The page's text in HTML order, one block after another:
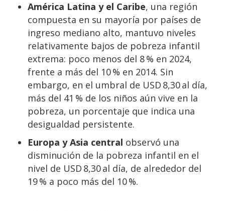
América Latina y el Caribe, una región
compuesta en su mayoría por países de
ingreso mediano alto, mantuvo niveles
relativamente bajos de pobreza infantil
extrema: poco menos del 8 % en 2024,
frente a más del 10 % en 2014. Sin
embargo, en el umbral de USD 8,30 al día,
más del 41 % de los niños aún vive en la
pobreza, un porcentaje que indica una
desigualdad persistente.
Europa y Asia central observó una
disminución de la pobreza infantil en el
nivel de USD 8,30 al día, de alrededor del
19 % a poco más del 10 %.